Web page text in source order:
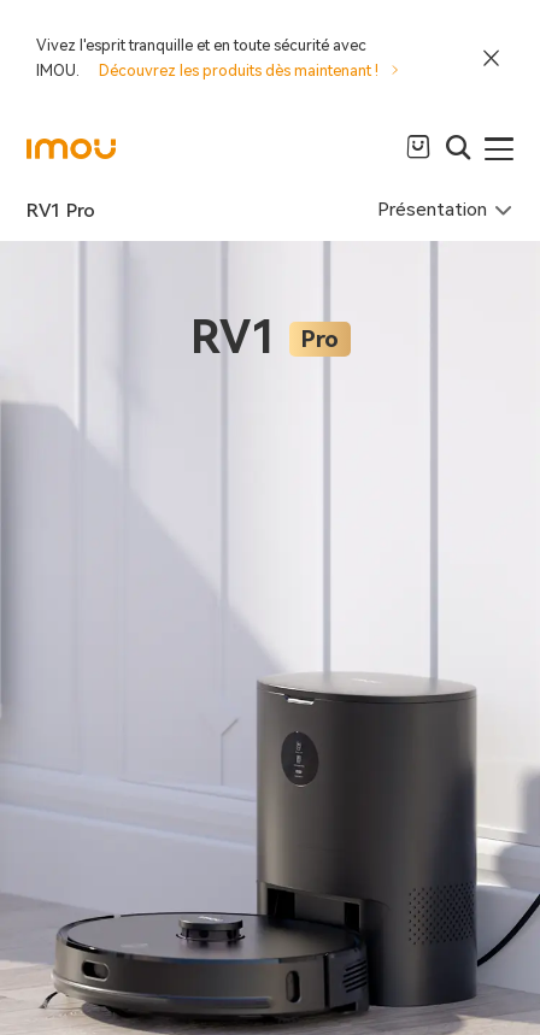
Vivez l'esprit tranquille et en toute sécurité avec
IMOU.
Découvrez les produits dès maintenant !
RV1 Pro Présentation
RV1 Pro